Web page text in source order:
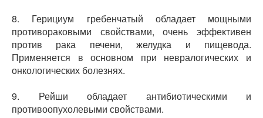
8. Герициум гребенчатый обладает мощными
противораковыми свойствами, очень эффективен
против рака печени, желудка и пищевода.
Применяется в основном при невралогических и
онкологических болезнях.
9. Рейши обладает антибиотическими и
противоопухолевыми свойствами.